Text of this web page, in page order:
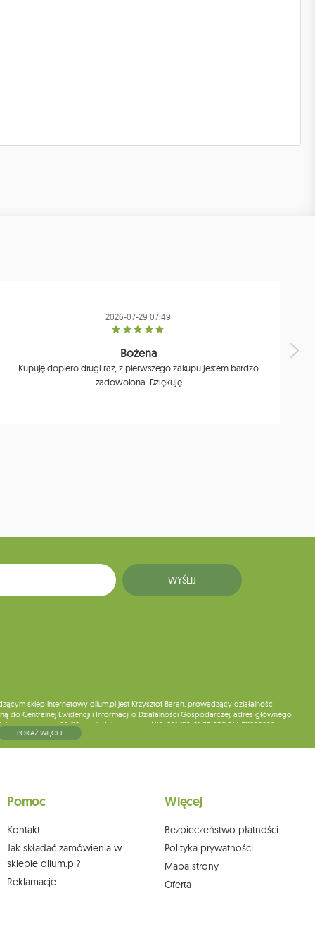
2026-07-29 07:49
Bożena
Kupuję dopiero drugi raz, z pierwszego zakupu jestem bardzo
zadowolona. Dziękuję
WYŚLIJ
sklep internetowy olium.pl jest Krzysztof Baran, prowadzący działalność
do Centralnej Ewidencji i Informacji o Działalności Gospodarczej, adres głównego
pocztowy: 08-110, posiadający numer NIP: 821-152-01-37, REGON: 711650928 .
do chwili rezygnacji z subskrypcji.
na adres siedziby.
POKAŻ WIĘCEJ
Pomoc
Kontakt
Jak składać zamówienia w
sklepie olium.pl?
Reklamacje
Więcej
Bezpieczeństwo płatności
Polityka prywatności
Mapa strony
Oferta